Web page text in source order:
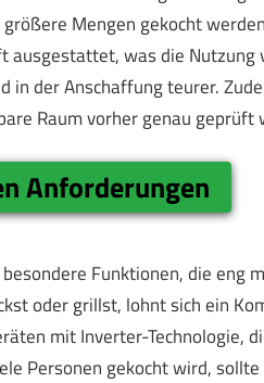
Mengen gekocht
ausgestattet, was die
in der Anschaffung teurer.
Raum vorher genau geprüft
Anforderungen
Funktionen, die eng
oder grillst, lohnt sich ein
mit Inverter-Technologie,
Personen gekocht wird,